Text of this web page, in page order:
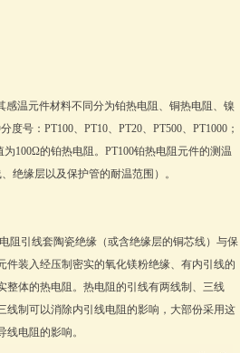
温元件材料不同分为铂热电阻、铜热电阻、镍
号：PT100、PT10、PT20、PT500、PT1000；
100Ω的铂热电阻。PT100铂热电阻元件的测温
缘层以及保护管的耐温范围）。
引线套陶瓷绝缘（或含绝缘层的铜芯线）与保
装入经压制密实的氧化镁粉绝缘、有内引线的
体的热电阻。热电阻的引线有两线制、三线
制可以消除内引线电阻的影响，大部份采用这
电阻的影响。